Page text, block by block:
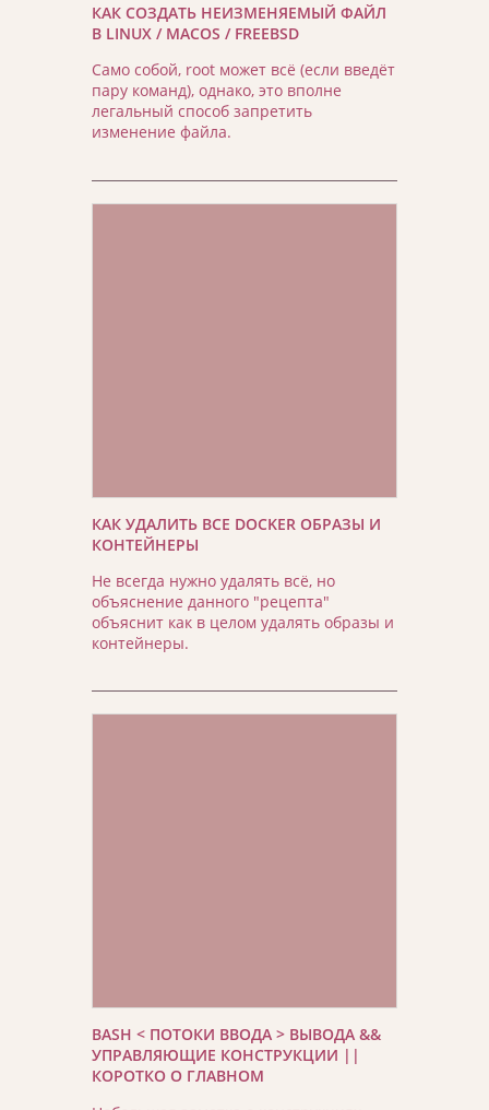
КАК СОЗДАТЬ НЕИЗМЕНЯЕМЫЙ ФАЙЛ
В LINUX / MACOS / FREEBSD
Само собой, root может всё (если введёт
пару команд), однако, это вполне
легальный способ запретить
изменение файла.
КАК УДАЛИТЬ ВСЕ DOCKER ОБРАЗЫ И
КОНТЕЙНЕРЫ
Не всегда нужно удалять всё, но
объяснение данного "рецепта"
объяснит как в целом удалять образы и
контейнеры.
BASH < ПОТОКИ ВВОДА > ВЫВОДА &&
УПРАВЛЯЮЩИЕ КОНСТРУКЦИИ ||
КОРОТКО О ГЛАВНОМ